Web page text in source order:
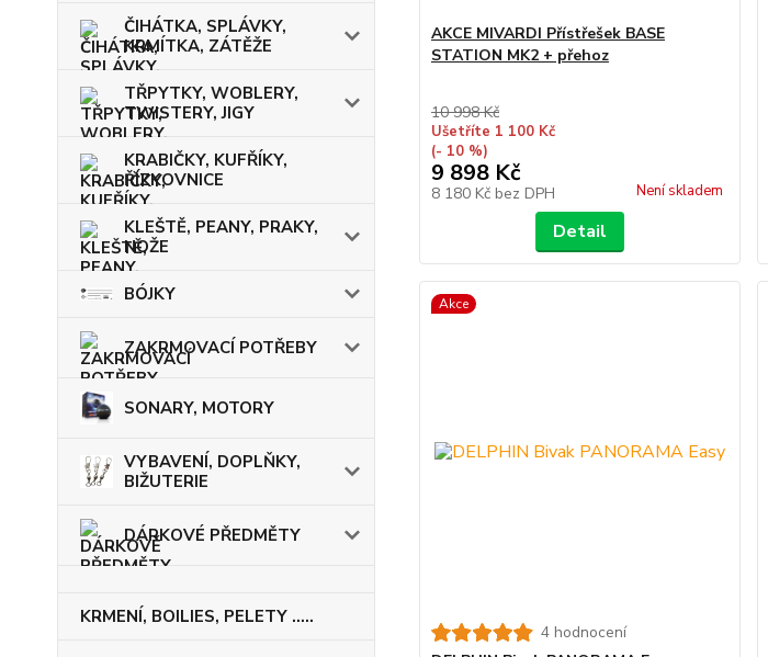
ČIHÁTKA, SPLÁVKY,
KRMÍTKA, ZÁTĚŽE
TŘPYTKY, WOBLERY,
TWISTERY, JIGY
KRABIČKY, KUFŘÍKY,
ŘÍZKOVNICE
KLEŠTĚ, PEANY, PRAKY,
NOŽE
BÓJKY
ZAKRMOVACÍ POTŘEBY
SONARY, MOTORY
VYBAVENÍ, DOPLŇKY,
BIŽUTERIE
DÁRKOVÉ PŘEDMĚTY
KRMENÍ, BOILIES, PELETY .....
AKCE MIVARDI Přístřešek BASE
STATION MK2 + přehoz
10 998 Kč
Ušetříte 1 100 Kč
(- 10 %)
9 898 Kč
8 180 Kč bez DPH Není skladem
Detail
Akce
4 hodnocení